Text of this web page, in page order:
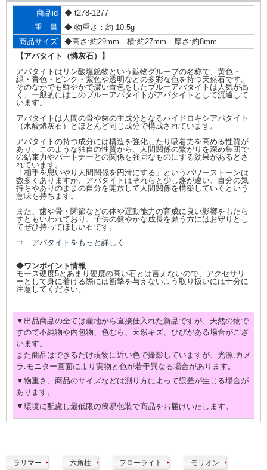
商品id
◆ t278-1277
重 量
◆ 物重さ：約 10.5g
商品サイズ
◆高さ:約29mm 横:約27mm 厚さ:約8mm
【アパタイト（憐灰石）】
アパタイトはリン酸塩鉱物という鉱物グループの名称で、黄色・
緑・青色・ピンク・紫色や透明などの多彩な色を持つ天然石です。
そのなかでも鮮やかで濃い青色をしたブルーアパタイトは人気が高
く、一般的にはこのブルーアパタイトがアパタイトとして流通して
います。
アパタイトは人間の骨や歯の主成分となるハイドロキシアパタイト
（水酸燐灰石）とほとんど同じ成分で構成されています。
アパタイトの持つ成分には構造を強化したり吸着力を高める性質が
あり、このような独自の性質から、人間関係の繋がりを深め集団で
の結束力やパートナーとの関係を強固なものにする効果があるとさ
れています。
「相手を思いやり人間関係を円滑にする」というパワーストーンは
数多くありますが、アパタイトはそれらと少し趣が違い、自分の気
持ちやありのままの自分を開放して人間関係を構築していくという
意味を持ちます。
また、歯や骨・関節などの体や運動能力の育成に良い影響をもたら
すともいわれており、子供の健やかな成長を願う方にはお守りとし
てぜひ持ってほしい石です。
⇒ アパタイトをもっと詳しく
◆ワンポイント情報
モース硬度5とあまり硬度の高い石とは言えないので、アクセサリ
ーとして身に着ける際には衝撃を与えないよう取り扱いには十分に
注意してください。
▼出品商品の全ては産地から直接仕入れた新品ですが、天然の物で
すので不純物や内包物、色むら、天然キズ、ひびがある場合がござ
います。
また商品はできるだけ現物に近い色で撮影していますが、光源.カメ
ラ.モニター画面により実物と色が若干異なる場合があります。
▼物重さ、商品のサイズなどは測り方によって誤差が生じる場合が
あります。
▼環境に配慮し最低限の簡易包装で商品をお届けいたします。
ラリマー 六角柱 フローライト モリオン